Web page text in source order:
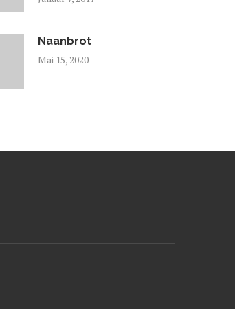
Naanbrot
Mai 15, 2020